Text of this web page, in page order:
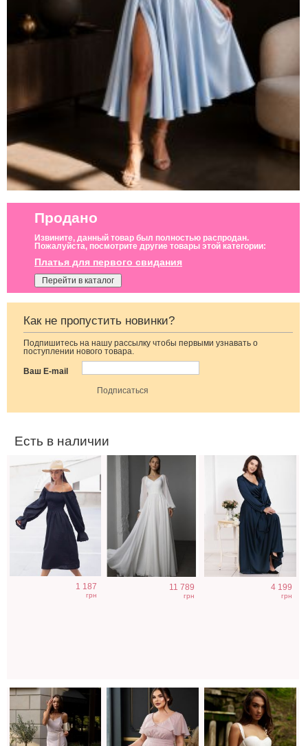
Продано
Извините, данный товар был полностью распродан.
Пожалуйста, посмотрите другие товары этой категории:
Платья для первого свидания
Перейти в каталог
Как не пропустить новинки?
Подпишитесь на нашу рассылку чтобы первыми узнавать о
поступлении нового товара.
Ваш E-mail
Есть в наличии
Летнее черное
льняное платье
с рукавом-
епископ и
1 187
грн
Длинное
белое платье с
пышными
11 789
грн
Вечернее
4 199
грн
Длинное светлое
платье в пол без
Вечернее
блестящее
платье в пол
Нарядное
корсетное белое